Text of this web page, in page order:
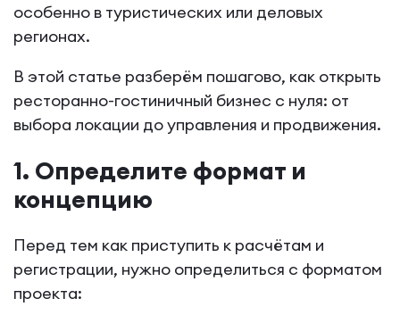
особенно в туристических или деловых
регионах.
В этой статье разберём пошагово, как открыть
ресторанно-гостиничный бизнес с нуля: от
выбора локации до управления и продвижения.
1. Определите формат и
концепцию
Перед тем как приступить к расчётам и
регистрации, нужно определиться с форматом
проекта: